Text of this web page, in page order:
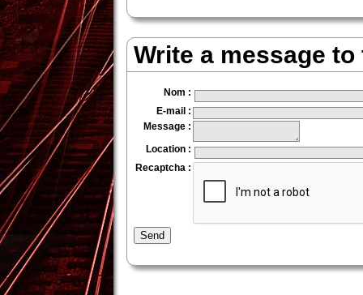
Write a message
Nom :
E-mail :
Message :
Location :
Recaptcha :
Send